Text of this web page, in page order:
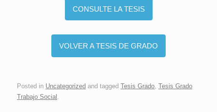
CONSULTE LA TESIS
VOLVER A TESIS DE GRADO
Posted in Uncategorized and tagged Tesis Grado Tesis Grado
Trabajo Social